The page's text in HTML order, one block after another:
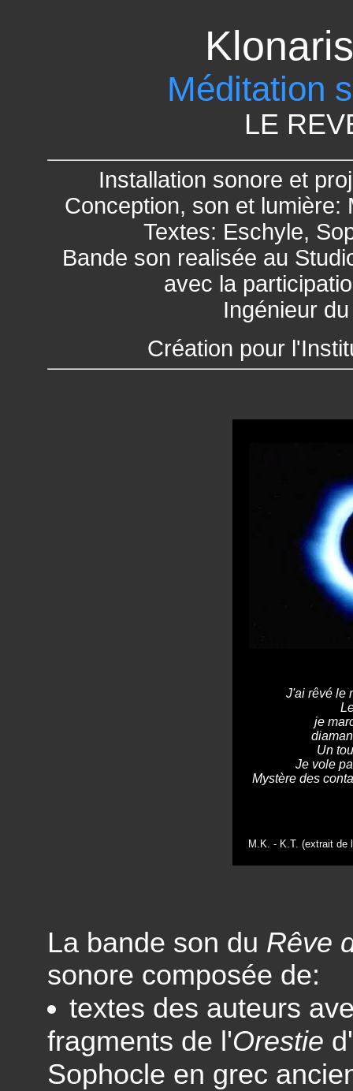
Méditation
LE
Installation sonore et
Conception, son et lumière:
Textes: Eschyle,
Bande son realisée au
avec la
Ingénieur
Création pour
J'ai rêvé
je
Un
Je vole
Mystère des
M.K. - K.T. (extrait de
La bande son du Rêve
sonore composée de:
textes des auteurs
fragments de l'Orestie
Sophocle en grec